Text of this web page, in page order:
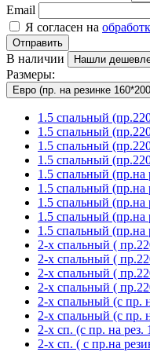
Email
Я согласен на
Отправить
В наличии Нашли
Размеры:
Евро (пр. на резинке
1.5 спальный
1.5 спальный
1.5 спальный
1.5 спальный
1.5 спальный
1.5 спальный
1.5 спальный
1.5 спальный
1.5 спальный
2-х спальный (
2-х спальный (
2-х спальный (
2-х спальный (
2-х спальный (с пр.
2-х спальный (с пр.
2-х сп. (с пр. на
2-х сп. ( с пр.на